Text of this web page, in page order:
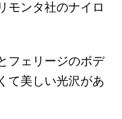
モンタ社のナイロ
フェリージのボデ
て美しい光沢があ